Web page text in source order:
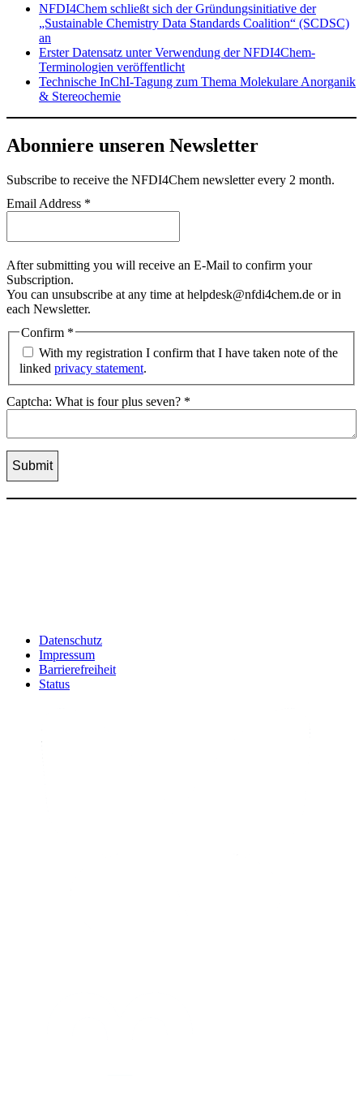
NFDI4Chem schließt sich der Gründungsinitiative der
„Sustainable Chemistry Data Standards Coalition“ (SCDSC)
an
Erster Datensatz unter Verwendung der NFDI4Chem-
Terminologien veröffentlicht
Technische InChI-Tagung zum Thema Molekulare Anorganik
& Stereochemie
Abonniere unseren Newsletter
Subscribe to receive the NFDI4Chem newsletter every 2 month.
Email Address *
After submitting you will receive an E-Mail to confirm your
Subscription.
You can unsubscribe at any time at helpdesk@nfdi4chem.de or in
each Newsletter.
Confirm *
With my registration I confirm that I have taken note of the
linked privacy statement.
Captcha: What is four plus seven? *
Datenschutz
Impressum
Barrierefreiheit
Status